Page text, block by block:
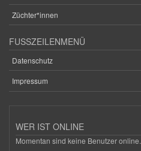
Züchter*innen
FUSSZEILENMENÜ
Datenschutz
Impressum
WER IST ONLINE
Momentan sind keine Benutzer online.